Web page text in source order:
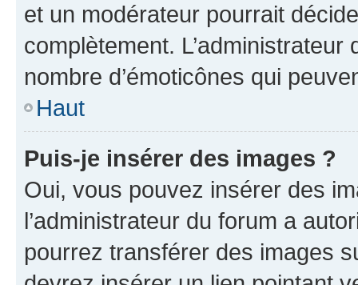
et un modérateur pourrait
complètement.
nombre d’émoticônes qui
Haut
Puis-je insérer des images ?
Oui, vous pouvez insérer des
l’administrateur du forum a
pourrez transférer des images